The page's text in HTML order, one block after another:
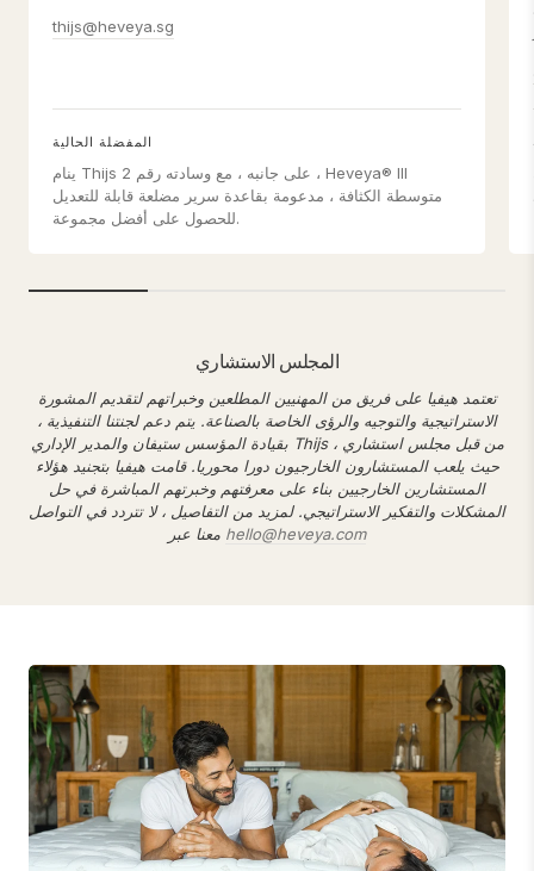
thijs@heveya.sg
المفضلة الحالية
ينام Thijs على جانبه ، مع وسادته رقم 2 ، Heveya® III
متوسطة الكثافة ، مدعومة بقاعدة سرير مضلعة قابلة للتعديل
للحصول على أفضل مجموعة.
المجلس الاستشاري
تعتمد هيفيا على فريق من المهنيين المطلعين وخبراتهم لتقديم المشورة
الاستراتيجية والتوجيه والرؤى الخاصة بالصناعة. يتم دعم لجنتنا التنفيذية ،
بقيادة المؤسس ستيفان والمدير الإداري Thijs ، من قبل مجلس استشاري
حيث يلعب المستشارون الخارجيون دورا محوريا. قامت هيفيا بتجنيد هؤلاء
المستشارين الخارجيين بناء على معرفتهم وخبرتهم المباشرة في حل
المشكلات والتفكير الاستراتيجي. لمزيد من التفاصيل ، لا تتردد في التواصل
hello@heveya.com